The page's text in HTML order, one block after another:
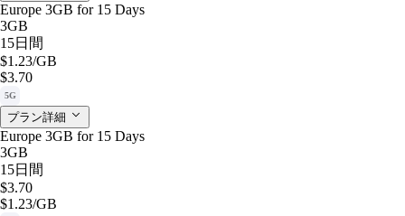
Europe 3GB for 15 Days
3GB
15日間
$1.23/GB
$3.70
5G
プラン詳細
Europe 3GB for 15 Days
3GB
15日間
$3.70
$1.23/GB